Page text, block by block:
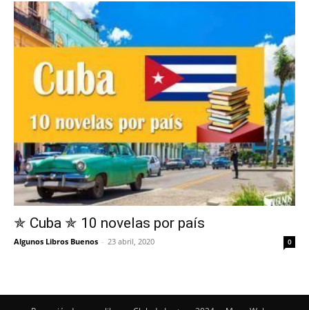
✯ Cuba ✯ 10 novelas por país
Algunos Libros Buenos - 23 abril, 2020 0